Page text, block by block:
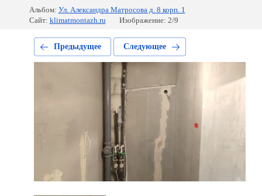
Альбом: Ул. Александра Матросова д. 8 корп. 1
Сайт: klimatmontazh.ru Изображение: 2/9
Предыдущее Следующее